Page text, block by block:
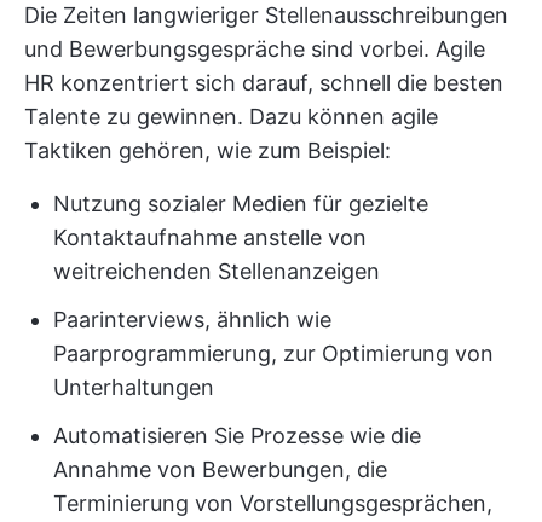
Die Zeiten langwieriger Stellenausschreibungen
und Bewerbungsgespräche sind vorbei. Agile
HR konzentriert sich darauf, schnell die besten
Talente zu gewinnen. Dazu können agile
Taktiken gehören, wie zum Beispiel:
Nutzung sozialer Medien für gezielte
Kontaktaufnahme anstelle von
weitreichenden Stellenanzeigen
Paarinterviews, ähnlich wie
Paarprogrammierung, zur Optimierung von
Unterhaltungen
Automatisieren Sie Prozesse wie die
Annahme von Bewerbungen, die
Terminierung von Vorstellungsgesprächen,